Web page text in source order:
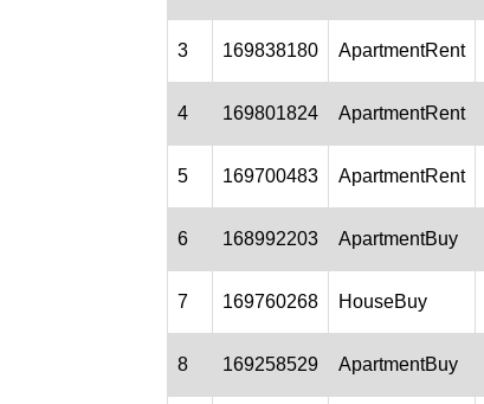
3 169838180 ApartmentRent
4 169801824 ApartmentRent
5 169700483 ApartmentRent
6 168992203 ApartmentBuy
7 169760268 HouseBuy
8 169258529 ApartmentBuy